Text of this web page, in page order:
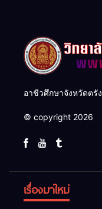
อาชีวศึกษาจังหวัดตรัง
© copyright 2026
เรื่องมาใหม่